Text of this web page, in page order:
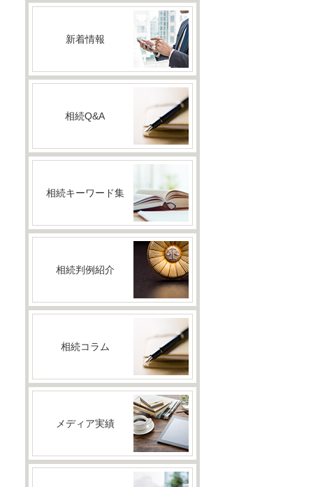
新着情報
相続Q&A
相続キーワード集
相続判例紹介
相続コラム
メディア実績